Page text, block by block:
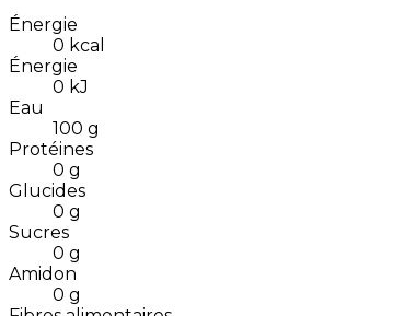
Énergie
0 kcal
Énergie
0 kJ
Eau
100 g
Protéines
0 g
Glucides
0 g
Sucres
0 g
Amidon
0 g